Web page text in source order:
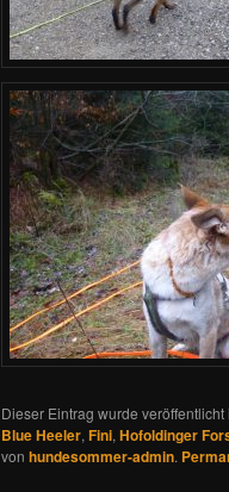
Dieser Eintrag wurde veröffentlicht
Blue Heeler, Fini, Hofoldinger
von hundesommer-admin.